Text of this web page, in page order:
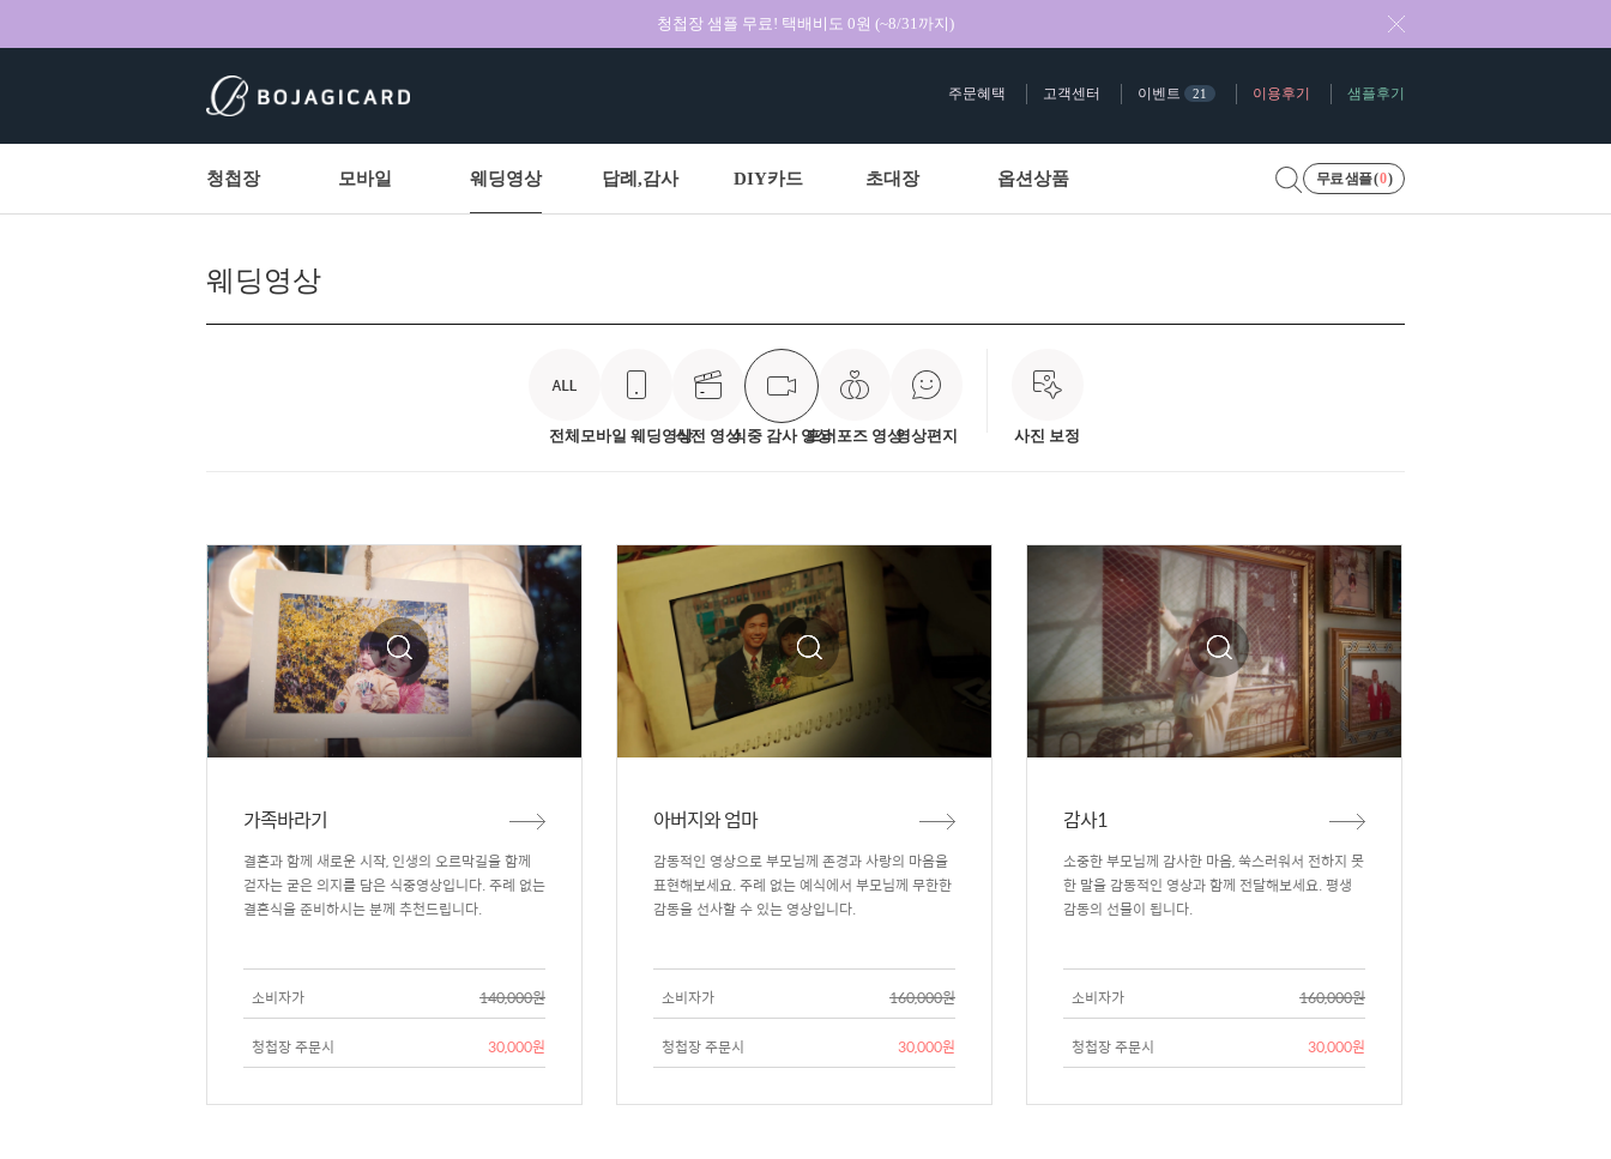
청첩장 샘플 무료! 택배비도 0원 (~8/31까지)
주문혜택 고객센터 이벤트 21 이용후기 샘플후기
청첩장 모바일 웨딩영상 답례,감사 DIY카드 초대장 옵션상품 무료 샘플 (0)
웨딩영상
전체 모바일 웨딩영상식전 영상식중 감사 영상프러포즈 영상영상편지 사진 보정
가족바라기
결혼과 함께 새로운 시작, 인생의 오르막길을 함께
걷자는 굳은 의지를 담은 식중영상입니다. 주례 없는
결혼식을 준비하시는 분께 추천드립니다.
소비자가 140,000원
청첩장 주문시 30,000원
아버지와 엄마
감동적인 영상으로 부모님께 존경과 사랑의 마음을
표현해보세요. 주례 없는 예식에서 부모님께 무한한
감동을 선사할 수 있는 영상입니다.
소비자가 160,000원
청첩장 주문시 30,000원
감사1
소중한 부모님께 감사한 마음, 쑥스러워서 전하지 못
한 말을 감동적인 영상과 함께 전달해보세요. 평생
감동의 선물이 됩니다.
소비자가 160,000원
청첩장 주문시 30,000원